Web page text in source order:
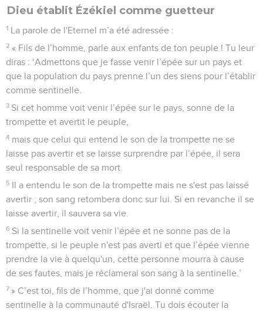
Dieu établit Ézékiel comme guetteur
1 La parole de l'Eternel m’a été adressée :
2 « Fils de l’homme, parle aux enfants de ton peuple ! Tu leur
diras : ‘Admettons que je fasse venir l’épée sur un pays et
que la population du pays prenne l’un des siens pour l’établir
comme sentinelle.
3 Si cet homme voit venir l’épée sur le pays, sonne de la
trompette et avertit le peuple,
4 mais que celui qui entend le son de la trompette ne se
laisse pas avertir et se laisse surprendre par l’épée, il sera
seul responsable de sa mort.
5 Il a entendu le son de la trompette mais ne s'est pas laissé
avertir ; son sang retombera donc sur lui. Si en revanche il se
laisse avertir, il sauvera sa vie.
6 Si la sentinelle voit venir l’épée et ne sonne pas de la
trompette, si le peuple n'est pas averti et que l’épée vienne
prendre la vie à quelqu'un, cette personne mourra à cause
de ses fautes, mais je réclamerai son sang à la sentinelle.’
7 » C’est toi, fils de l’homme, que j'ai donné comme
sentinelle à la communauté d'Israël. Tu dois écouter la